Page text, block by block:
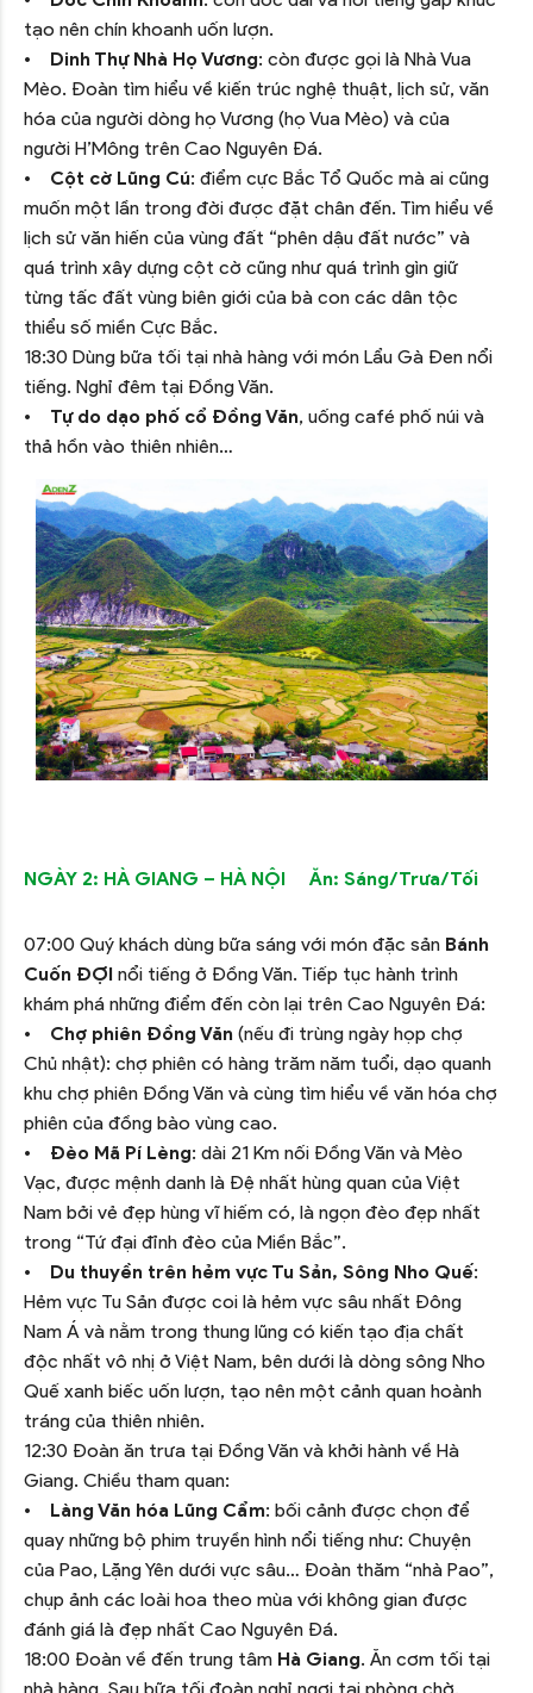
tạo nên chín khoanh uốn lượn.
•
Dinh Thự Nhà Họ Vương: còn được gọi là Nhà Vua
Mèo. Đoàn tìm hiểu về kiến trúc nghệ thuật, lịch sử, văn
hóa của người dòng họ Vương (họ Vua Mèo) và của
người H’Mông trên Cao Nguyên Đá.
• Cột cờ Lũng Cú: điểm cực Bắc Tổ Quốc mà ai cũng
muốn một lần trong đời được đặt chân đến. Tìm hiểu về
lịch sử văn hiến của vùng đất “phên dậu đất nước” và
quá trình xây dựng cột cờ cũng như quá trình gìn giữ
từng tấc đất vùng biên giới của bà con các dân tộc
thiểu số miền Cực Bắc.
18:30 Dùng bữa tối tại nhà hàng với món Lẩu Gà Đen nổi
tiếng. Nghỉ đêm tại Đồng Văn.
• Tự do dạo phố cổ Đồng Văn, uống café phố núi và
thả hồn vào thiên nhiên…
NGÀY 2: HÀ GIANG – HÀ NỘI Ăn: Sáng/Trưa/Tối
07:00 Quý khách dùng bữa sáng với món đặc sản Bánh
Cuốn ĐỢI nổi tiếng ở Đồng Văn. Tiếp tục hành trình
khám phá những điểm đến còn lại trên Cao Nguyên Đá:
• Chợ phiên Đồng Văn (nếu đi trùng ngày họp chợ
Chủ nhật): chợ phiên có hàng trăm năm tuổi, dạo quanh
khu chợ phiên Đồng Văn và cùng tìm hiểu về văn hóa chợ
phiên của đồng bào vùng cao.
• Đèo Mã Pí Lèng: dài 21 Km nối Đồng Văn và Mèo
Vạc, được mệnh danh là Đệ nhất hùng quan của Việt
Nam bởi vẻ đẹp hùng vĩ hiếm có, là ngọn đèo đẹp nhất
trong “Tứ đại đỉnh đèo của Miền Bắc”.
• Du thuyền trên hẻm vực Tu Sản, Sông Nho Quế:
Hẻm vực Tu Sản được coi là hẻm vực sâu nhất Đông
Nam Á và nằm trong thung lũng có kiến tạo địa chất
độc nhất vô nhị ở Việt Nam, bên dưới là dòng sông Nho
Quế xanh biếc uốn lượn, tạo nên một cảnh quan hoành
tráng của thiên nhiên.
12:30 Đoàn ăn trưa tại Đồng Văn và khởi hành về Hà
Giang. Chiều tham quan:
• Làng Văn hóa Lũng Cẩm: bối cảnh được chọn để
quay những bộ phim truyền hình nổi tiếng như: Chuyện
của Pao, Lặng Yên dưới vực sâu… Đoàn thăm “nhà Pao”,
chụp ảnh các loài hoa theo mùa với không gian được
đánh giá là đẹp nhất Cao Nguyên Đá.
18:00 Đoàn về đến trung tâm Hà Giang. Ăn cơm tối tại